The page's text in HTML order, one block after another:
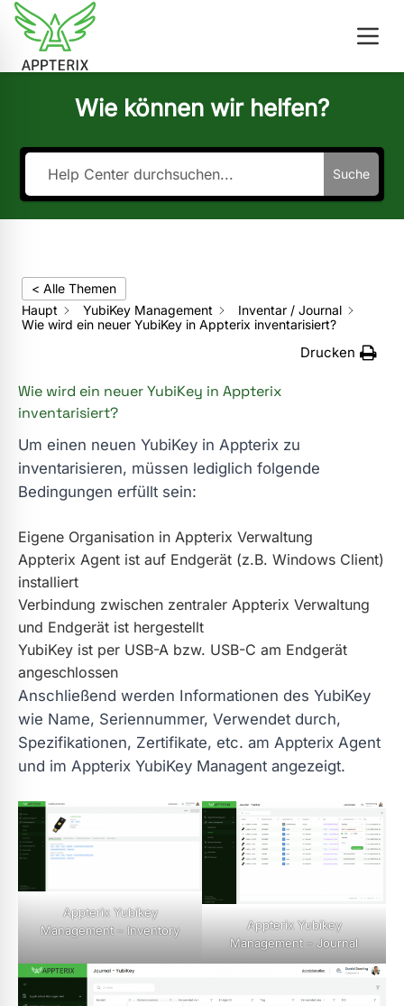
Wie können wir helfen?
Suche
< Alle Themen
Haupt
YubiKey Management
Inventar / Journal
Wie wird ein neuer YubiKey in Appterix inventarisiert?
Drucken
Wie wird ein neuer YubiKey in Appterix
inventarisiert?
Um einen neuen YubiKey in Appterix zu
inventarisieren, müssen lediglich folgende
Bedingungen erfüllt sein:
Eigene Organisation in Appterix Verwaltung
Appterix Agent ist auf Endgerät (z.B. Windows Client)
installiert
Verbindung zwischen zentraler Appterix Verwaltung
und Endgerät ist hergestellt
YubiKey ist per USB-A bzw. USB-C am Endgerät
angeschlossen
Anschließend werden Informationen des YubiKey
wie Name, Seriennummer, Verwendet durch,
Spezifikationen, Zertifikate, etc. am Appterix Agent
und im Appterix YubiKey Managent angezeigt.
Appterix Yubikey
Management – Inventory
Appterix Yubikey
Management – Journal